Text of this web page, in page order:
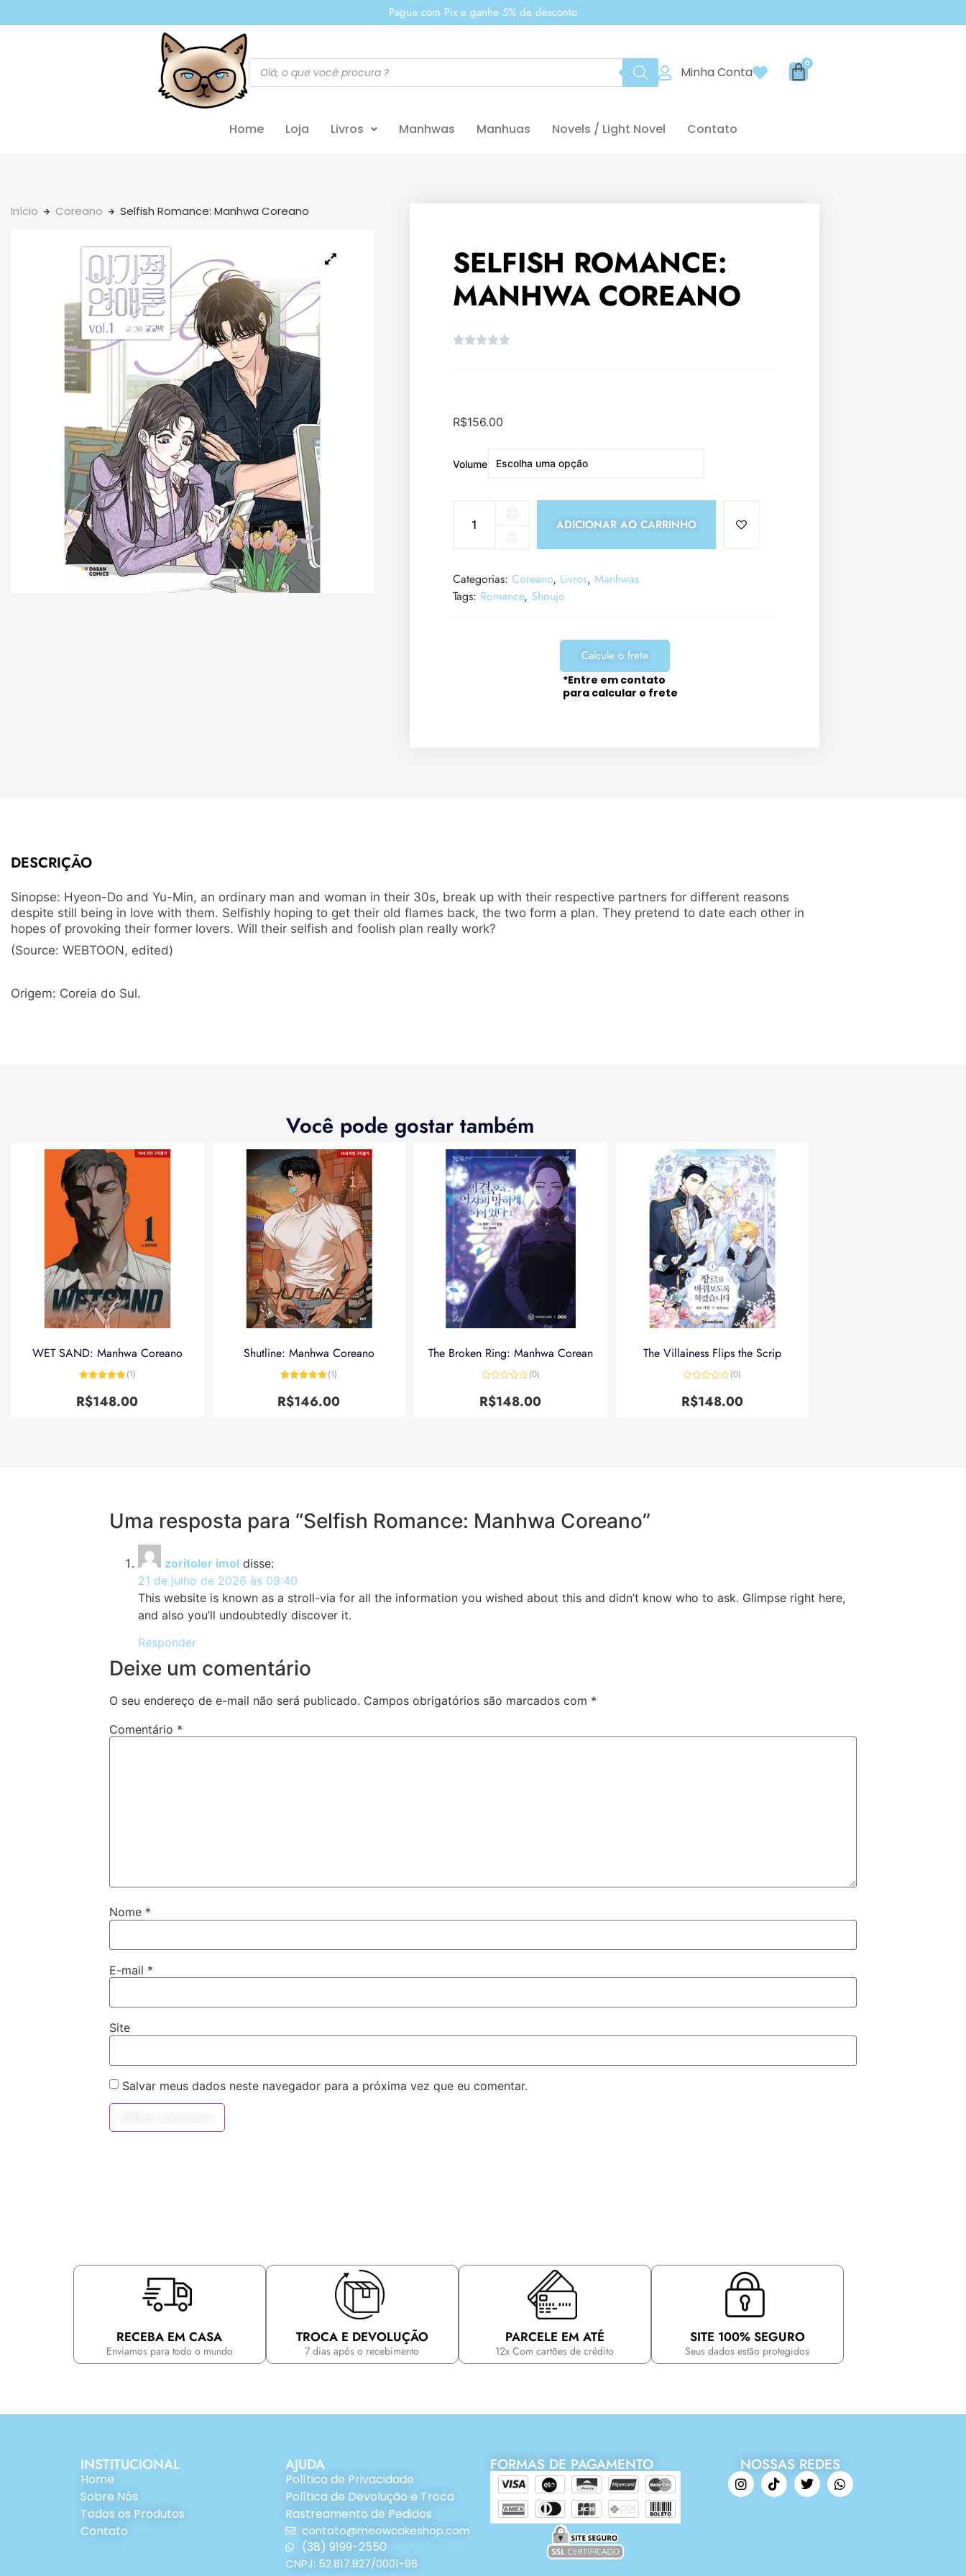
Pague com Pix e ganhe 5% de desconto
Minha Conta
Home Loja Livros Manhwas Manhuas Novels / Light Novel Contato
Início Coreano Selfish Romance: Manhwa Coreano
SELFISH ROMANCE:
MANHWA COREANO
R$156.00
Volume
ADICIONAR AO CARRINHO
Categorias: Coreano, Livros, Manhwas
Tags: Romance, Shoujo
Calcule o frete
*Entre em contato
para calcular o frete
DESCRIÇÃO
Sinopse: Hyeon-Do and Yu-Min, an ordinary man and woman in their 30s, break up with their respective partners for different reasons
despite still being in love with them. Selfishly hoping to get their old flames back, the two form a plan. They pretend to date each other in
hopes of provoking their former lovers. Will their selfish and foolish plan really work?
(Source: WEBTOON, edited)
Origem: Coreia do Sul.
Você pode gostar também
WET SAND: Manhwa Coreano
de 5
(1)
R$148.00
Shutline: Manhwa Coreano
de 5
(1)
R$146.00
The Broken Ring: Manhwa Corean
0
de
(0)
R$148.00
The Villainess Flips the Scrip
0
de
(0)
R$148.00
Uma resposta para “Selfish Romance: Manhwa Coreano”
zoritoler imol disse:
21 de julho de 2026 às 09:40
This website is known as a stroll-via for all the information you wished about this and didn’t know who to ask. Glimpse right here,
and also you’ll undoubtedly discover it.
Responder
Deixe um comentário
O seu endereço de e-mail não será publicado. Campos obrigatórios são marcados com *
Comentário *
Nome *
E-mail *
Site
Salvar meus dados neste navegador para a próxima vez que eu comentar.
RECEBA EM CASA
Enviamos para todo o mundo
TROCA E DEVOLUÇÃO
7 dias após o recebimento
PARCELE EM ATÉ
12x Com cartões de crédito
SITE 100% SEGURO
Seus dados estão protegidos
INSTITUCIONAL
Home
Sobre Nós
Todos os Produtos
Contato
AJUDA
Política de Privacidade
Política de Devolução e Troca
Rastreamento de Pedidos
contato@meowcakeshop.com
(38) 9199-2550
CNPJ: 52.817.827/0001-96
FORMAS DE PAGAMENTO NOSSAS REDES